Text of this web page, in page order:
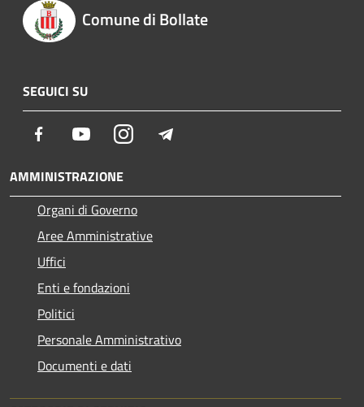
Comune di Bollate
SEGUICI SU
Facebook YoutubeInstagram
AMMINISTRAZIONE
Organi di Governo
Aree Amministrative
Uffici
Enti e fondazioni
Politici
Personale Amministrativo
Documenti e dati